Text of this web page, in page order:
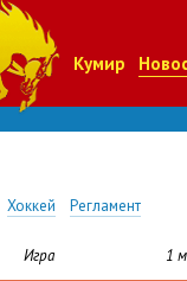
Кумир
Хоккей Регламент
Игра 1